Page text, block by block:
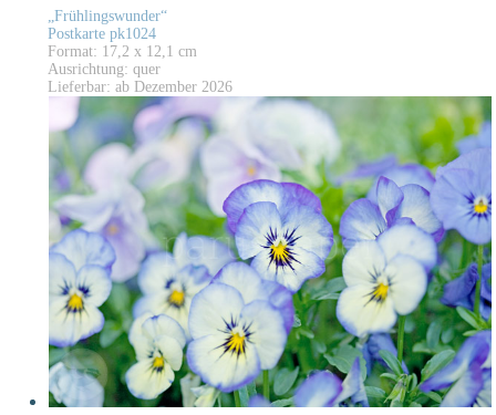
„Frühlingswunder“
Postkarte pk1024
Format: 17,2 x 12,1 cm
Ausrichtung: quer
Lieferbar: ab Dezember 2026